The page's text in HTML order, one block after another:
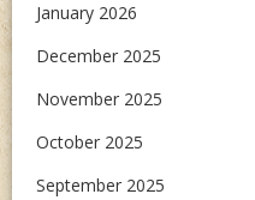
January 2026
December 2025
November 2025
October 2025
September 2025